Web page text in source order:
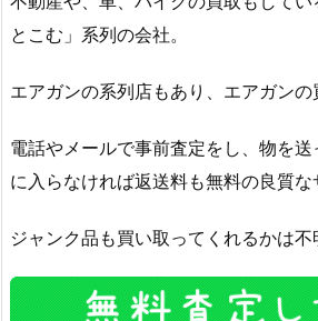
とこむ」系列の会社。
エアガンの系列店もあり、エアガンの
電話やメールで事前査定をし、物を
に入らなければ返送料も無料の良質な
ジャンク品も買い取ってくれるかは不